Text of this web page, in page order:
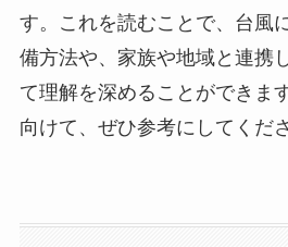
す。これを読むことで、台風
備方法や、家族や地域と連携
て理解を深めることができま
向けて、ぜひ参考にしてくだ